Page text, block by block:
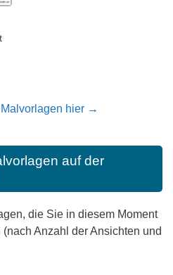
hier →
auf der
die Sie in diesem Moment
Anzahl der Ansichten und